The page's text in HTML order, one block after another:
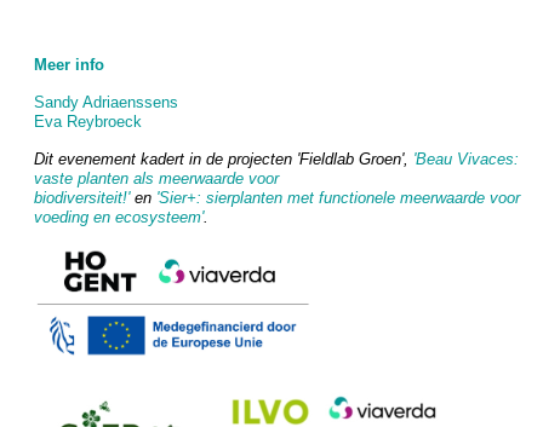
Meer info
Sandy Adriaenssens
Eva Reybroeck
Dit evenement kadert in de projecten 'Fieldlab Groen', 'Beau Vivaces:
vaste planten als meerwaarde voor
biodiversiteit!'en 'Sier+: sierplanten met functionele meerwaarde voor
voeding en ecosysteem'.